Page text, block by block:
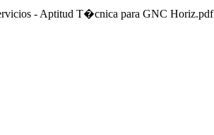
- Aptitud T�cnica para GNC Horiz.pdf